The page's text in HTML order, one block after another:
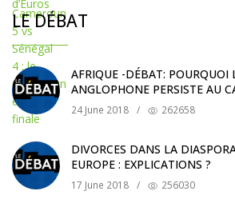
LE DÉBAT
AFRIQUE -DÉBAT: POURQUOI
ANGLOPHONE PERSISTE AU
24 June 2018 / 262658
DIVORCES DANS LA
EUROPE : EXPLICATIONS ?
17 June 2018 / 256030